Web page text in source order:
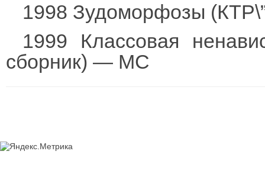
1998 Зудоморфозы
1999 Классовая
сборник) — МС